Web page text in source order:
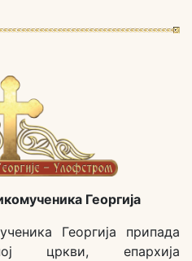
Георгија
Георгија припада
цркви, епархија